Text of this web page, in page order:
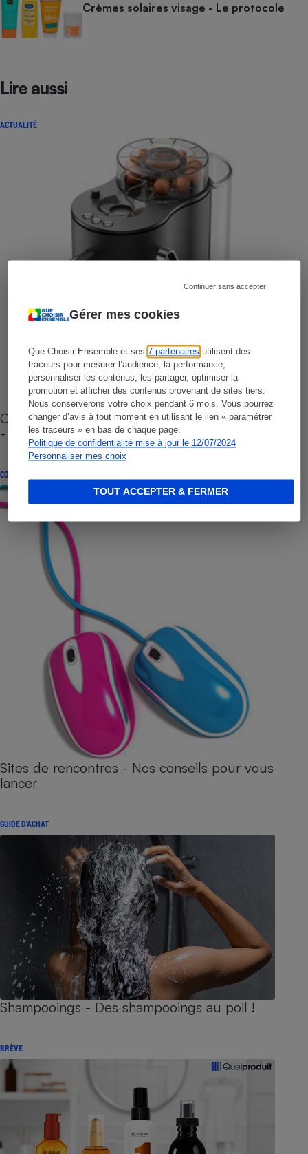
Gérer mes cookies
Que Choisir Ensemble et ses7 partenaires utilisent des
traceurs pour mesurer l’audience, la performance,
personnaliser les contenus, les partager, optimiser la
promotion et afficher des contenus provenant de sites tiers.
Nous conserverons votre choix pendant 6 mois. Vous pourrez
changer d’avis à tout moment en utilisant le lien « paramétrer
les traceurs » en bas de chaque page.
Politique de confidentialité mise à jour le 12/07/2024
Personnaliser mes choix
Continuer sans accepter
TOUT ACCEPTER & FERMER
Crèmes solaires visage - Le protocole
Lire aussi
ACTUALITÉ
Cafetière à capsules zéro déchet CoffeeB (vidéo)
- Premières impressions
CONSEILS
Sites de rencontres - Nos conseils pour vous
lancer
GUIDE D'ACHAT
Shampooings - Des shampooings au poil !
BRÈVE